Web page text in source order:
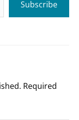
Subscribe
Required